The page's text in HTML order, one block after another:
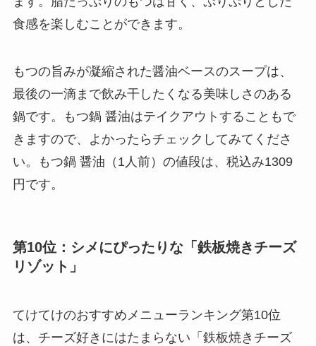
食感を楽しむことができます。
もつの旨みが凝縮された醤油ベースのスープは、
最後の一滴まで飲み干したくなる美味しさのある
鍋です。もつ鍋 醤油はテイクアウトすることもで
きますので、よかったらチェックしてみてくださ
い。もつ鍋 醤油（1人前）の値段は、税込み1309
円です。
第10位：シメにぴったりな「鉄板焼きチーズ
リゾット」
てけてけのおすすめメニューランキング第10位
は、チーズ好きにはたまらない「鉄板焼きチーズ